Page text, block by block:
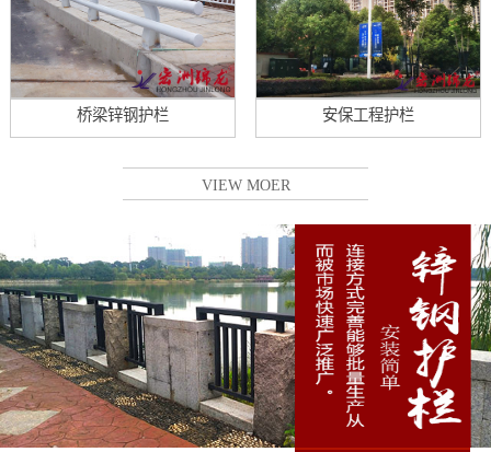
桥梁锌钢护栏 安保工程护栏
VIEW MOER